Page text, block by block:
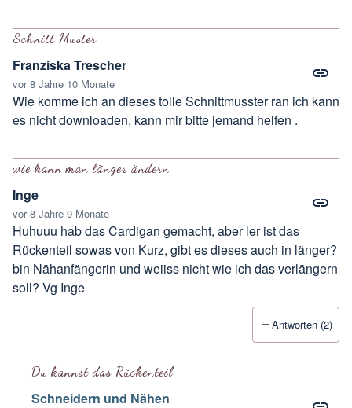
Schnitt Muster
Franziska Trescher
vor 8 Jahre 10 Monate
Wie komme ich an dieses tolle Schnittmusster ran ich kann
es nicht downloaden, kann mir bitte jemand helfen .
wie kann man länger ändern
Inge
vor 8 Jahre 9 Monate
Huhuuu hab das Cardigan gemacht, aber ler ist das
Rückenteil sowas von Kurz, gibt es dieses auch in länger?
bin Nähanfängerin und weiiss nicht wie ich das verlängern
soll? Vg Inge
Antworten (2)
Du kannst das Rückenteil
Schneidern und Nähen